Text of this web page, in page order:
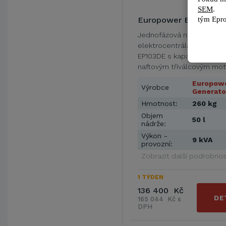
Europower EP103DE
Jednofázová
elektrocentrála Europower
EP103DE s kapalinou
naftovým tříválcovým
Výrobce
Hmotnost:
260 kg
Objem
nádrže:
50 l
Výkon -
provozní:
9 kVA
Zobrazit další
1 TÝDEN
136 400 Kč
165 044 Kč s
DPH
SEM.
tým